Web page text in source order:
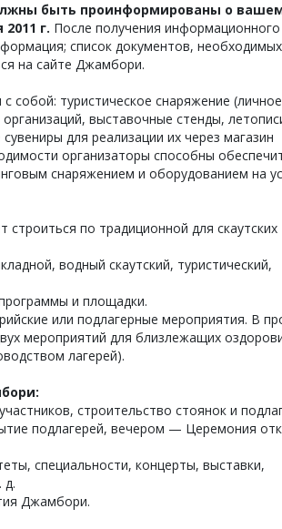
быть проинформированы о
г. После получения
список документов,
на сайте Джамбори.
собой: туристическое снаряжение
выставочные стенды,
для реализации их через магазин
организаторы способны
снаряжением и оборудованием на
строиться по традиционной для скаутских
водный скаутский, туристический,
и площадки.
или подлагерные мероприятия. В
мероприятий для близлежащих
лагерей).
строительство стоянок и
подлагерей, вечером — Церемония
специальности, концерты, выставки,
д.
Джамбори.